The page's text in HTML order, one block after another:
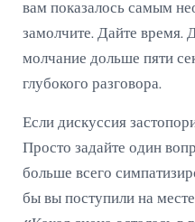
вам показалось самым
замолчите. Дайте время.
молчание дольше пяти
глубокого разговора.
Если дискуссия
Просто задайте один
больше всего
бы вы поступили на